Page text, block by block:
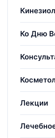
Ко Дню
Лекции